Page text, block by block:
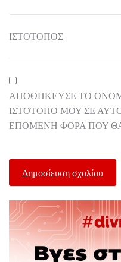
ΙΣΤΌΤΟΠΟΣ
ΑΠΟΘΉΚΕΥΣΕ ΤΟ
ΙΣΤΌΤΟΠΟ ΜΟΥ ΣΕ
ΕΠΌΜΕΝΗ ΦΟΡΆ ΠΟΥ